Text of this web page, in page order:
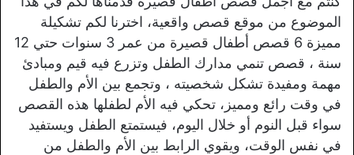
الموضوع من موقع قصص واقعية، اخترنا لكم تشكيلة
مميزة 6 قصص أطفال قصيرة من عمر 3 سنوات حتي 12
سنة ، قصص تنمي مدارك الطفل وتزرع فيه قيم ومبادئ
مهمة ومفيدة تشكل شخصيته ، وتجمع بين الأم والطفل
في وقت رائع ومميز، تحكي فيه الأم لطفلها هذه القصص
سواء قبل النوم أو خلال اليوم، فيستمتع الطفل ويستفيد
في نفس الوقت، ويقوي الرابط بين الأم والطفل من